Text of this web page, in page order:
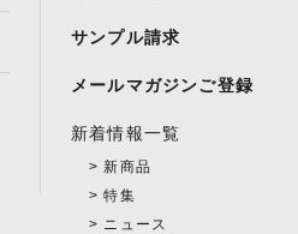
サンプル請求
メールマガジンご登録
新着情報一覧
新商品
特集
ニュース